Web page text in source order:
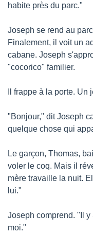
habite près du parc."
Joseph se rend au
Finalement, il voit un
cabane. Joseph
"cocorico" familier.
Il frappe à la porte.
"Bonjour," dit Joseph
quelque chose qui
Le garçon, Thomas,
voler le coq. Mais il
mère travaille la nuit.
lui."
Joseph comprend. "Il
moi."